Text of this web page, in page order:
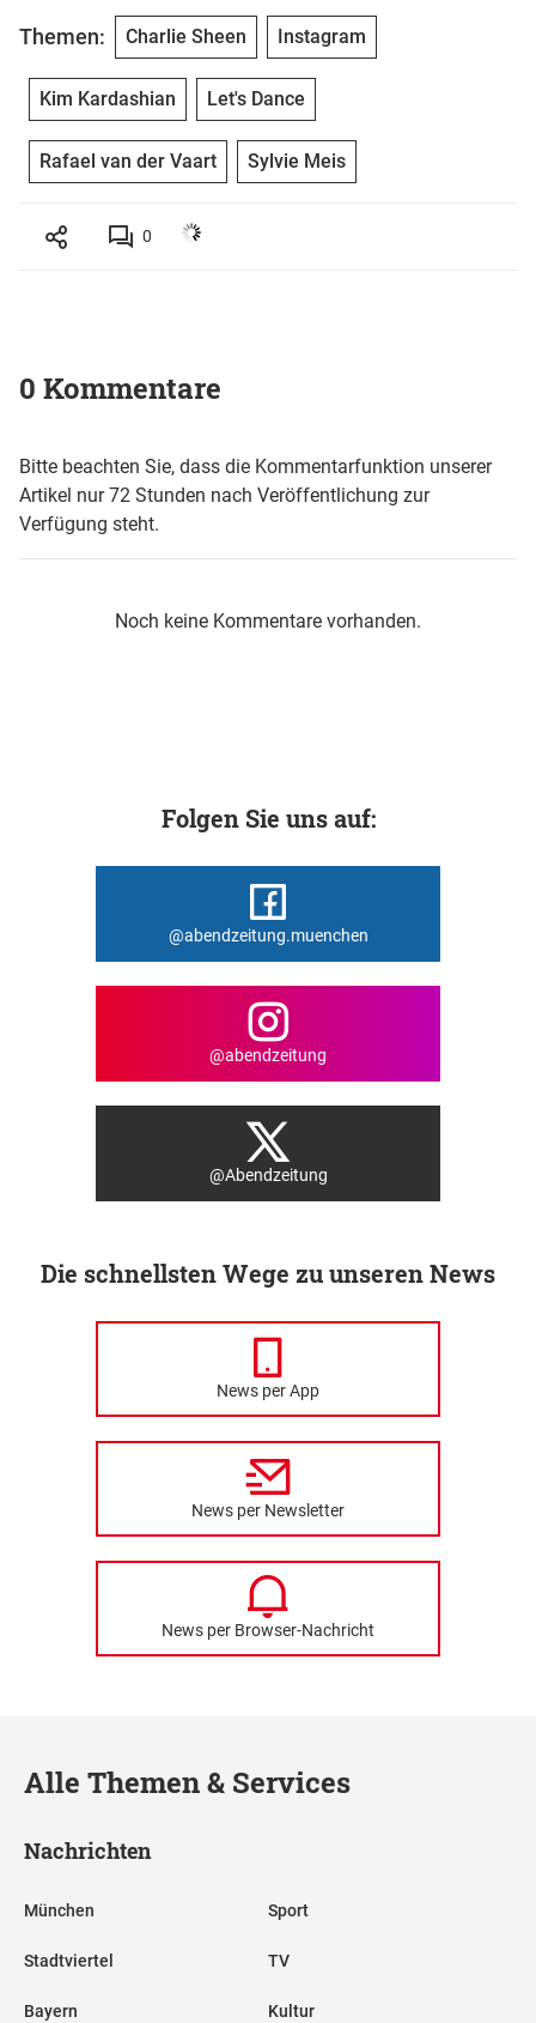
Themen: Charlie Sheen Instagram
Kim Kardashian Let's Dance
Rafael van der Vaart Sylvie Meis
0
0 Kommentare
Bitte beachten Sie, dass die Kommentarfunktion unserer
Artikel nur 72 Stunden nach Veröffentlichung zur
Verfügung steht.
Noch keine Kommentare vorhanden.
Folgen Sie uns auf:
@abendzeitung.muenchen
@abendzeitung
@Abendzeitung
Die schnellsten Wege zu unseren News
News per App
News per Newsletter
News per Browser-Nachricht
Alle Themen & Services
Nachrichten
München
Stadtviertel
Bayern
Sport
TV
Kultur